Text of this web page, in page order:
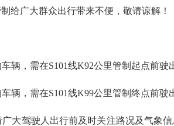
给广大群众出行带来不便，敬请谅解！
辆，需在S101线K92公里管制起点前驶
辆，需在S101线K99公里管制终点前驶
大驾驶人出行前及时关注路况及气象